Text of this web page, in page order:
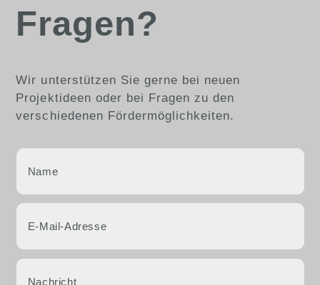
Fragen?
Wir unterstützen Sie gerne bei neuen
Projektideen oder bei Fragen zu den
verschiedenen Fördermöglichkeiten.